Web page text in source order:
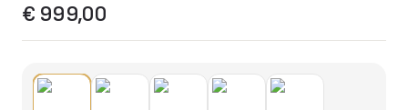
€ 999,00